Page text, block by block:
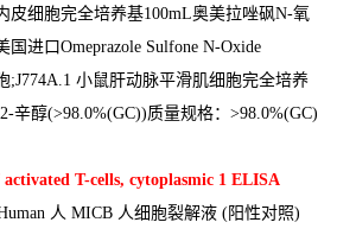
皮细胞完全培养基100mL奥美拉唑砜N-氧
国进口Omeprazole Sulfone N-Oxide
;J774A.1 小鼠肝动脉平滑肌细胞完全培养
辛醇(>98.0%(GC))质量规格： >98.0%(GC)
T-cells, cytoplasmic 1 ELISA
人 MICB 人细胞裂解液 (阳性对照)